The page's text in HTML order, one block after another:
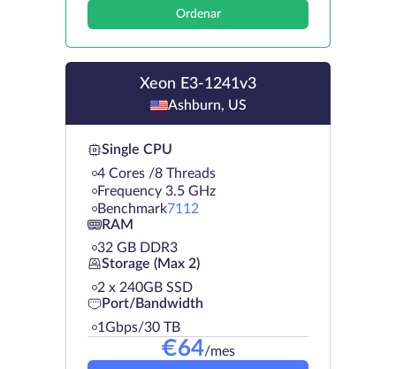
Ordenar
Xeon E3-1241v3
Ashburn, US
Single CPU
4 Cores /8 Threads
Frequency 3.5 GHz
Benchmark7112
RAM
32 GB DDR3
Storage (Max 2)
2 х 240GB SSD
Port/Bandwidth
1Gbps/30 TB
€64/mes